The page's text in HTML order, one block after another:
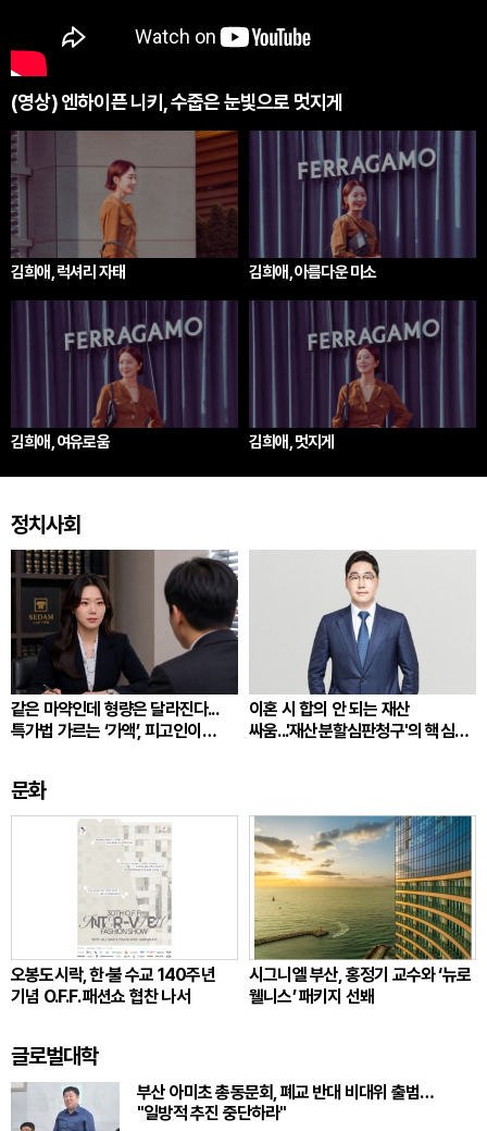
(영상) 엔하이픈 니키, 수줍은 눈빛으로 멋지게
김희애, 럭셔리 자태 김희애, 아름다운 미소
김희애, 여유로움 김희애, 멋지게
정치사회
같은 마약인데 형량은 달라진다...
특가법 가르는 ‘가액’, 피고인이
이혼 시 합의 안 되는 재산
싸움...'재산분할심판청구'의 핵심
문화
오봉도시락, 한·불 수교 140주년
기념 O.F.F. 패션쇼 협찬 나서
시그니엘 부산, 홍정기 교수와 ‘뉴로
웰니스’ 패키지 선봬
글로벌대학
부산 아미초 총동문회, 폐교 반대 비대위 출범…
"일방적 추진 중단하라"